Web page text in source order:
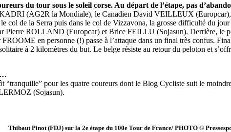
du tour sous le soleil corse. Au départ de l’étape, pas
KADRI (AG2R la Mondiale), le Canadien David VEILLEUX
col de la Serra puis dans le col de Vizzavona, la grosse difficulté du
ROLLAND (Europcar) et Brice FEILLU (Sojasun). Derrière, le
en personne (!) passe à l’attaque dans un final très confus.
à 2 kilomètres du but. Le belge résiste au retour du peloton et
“tranquille” pour les quatre coureurs dont le Blog Cycliste suit le
(Sojasun).
Thibaut Pinot (FDJ) sur la 2e étape du 100e Tour de France/ PHOTO ©